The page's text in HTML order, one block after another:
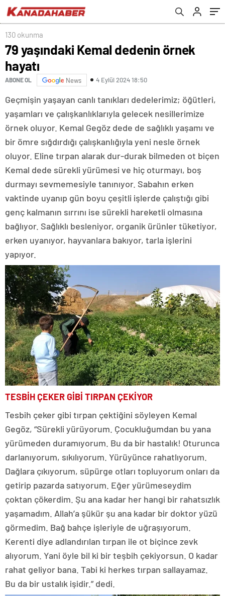
130 okunma
79 yaşındaki Kemal dedenin örnek
hayatı
ABONE OL News 4 Eylül 2024 18:50
Geçmişin yaşayan canlı tanıkları dedelerimiz; öğütleri,
yaşamları ve çalışkanlıklarıyla gelecek nesillerimize
örnek oluyor. Kemal Gegöz dede de sağlıklı yaşamı ve
bir ömre sığdırdığı çalışkanlığıyla yeni nesle örnek
oluyor. Eline tırpan alarak dur-durak bilmeden ot biçen
Kemal dede sürekli yürümesi ve hiç oturmayı, boş
durmayı sevmemesiyle tanınıyor. Sabahın erken
vaktinde uyanıp gün boyu çeşitli işlerde çalıştığı gibi
genç kalmanın sırrını ise sürekli hareketli olmasına
bağlıyor. Sağlıklı besleniyor, organik ürünler tüketiyor,
erken uyanıyor, hayvanlara bakıyor, tarla işlerini
yapıyor.
TESBİH ÇEKER GİBİ TIRPAN ÇEKİYOR
Tesbih çeker gibi tırpan çektiğini söyleyen Kemal
Gegöz, “Sürekli yürüyorum. Çocukluğumdan bu yana
yürümeden duramıyorum. Bu da bir hastalık! Oturunca
darlanıyorum, sıkılıyorum. Yürüyünce rahatlıyorum.
Dağlara çıkıyorum, süpürge otları topluyorum onları da
getirip pazarda satıyorum. Eğer yürümeseydim
çoktan çökerdim. Şu ana kadar her hangi bir rahatsızlık
yaşamadım. Allah’a şükür şu ana kadar bir doktor yüzü
görmedim. Bağ bahçe işleriyle de uğraşıyorum.
Kerenti diye adlandırılan tırpan ile ot biçince zevk
alıyorum. Yani öyle bil ki bir teşbih çekiyorsun. O kadar
rahat geliyor bana. Tabi ki herkes tırpan sallayamaz.
Bu da bir ustalık işidir.” dedi.